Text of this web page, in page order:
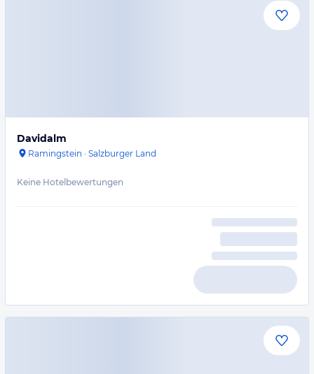
Davidalm
Ramingstein · Salzburger Land
Keine Hotelbewertungen